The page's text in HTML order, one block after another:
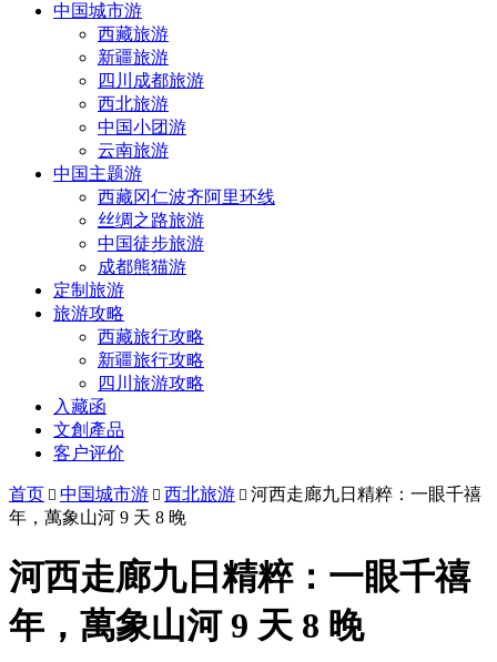
中国城市游
西藏旅游
新疆旅游
四川成都旅游
西北旅游
中国小团游
云南旅游
中国主题游
西藏冈仁波齐阿里环线
丝绸之路旅游
中国徒步旅游
成都熊猫游
定制旅游
旅游攻略
西藏旅行攻略
新疆旅行攻略
四川旅游攻略
入藏函
文創產品
客户评价
首页  中国城市游  西北旅游  河西走廊九日精粹：一眼千禧
年，萬象山河 9 天 8 晚
河西走廊九日精粹：一眼千禧
年，萬象山河 9 天 8 晚